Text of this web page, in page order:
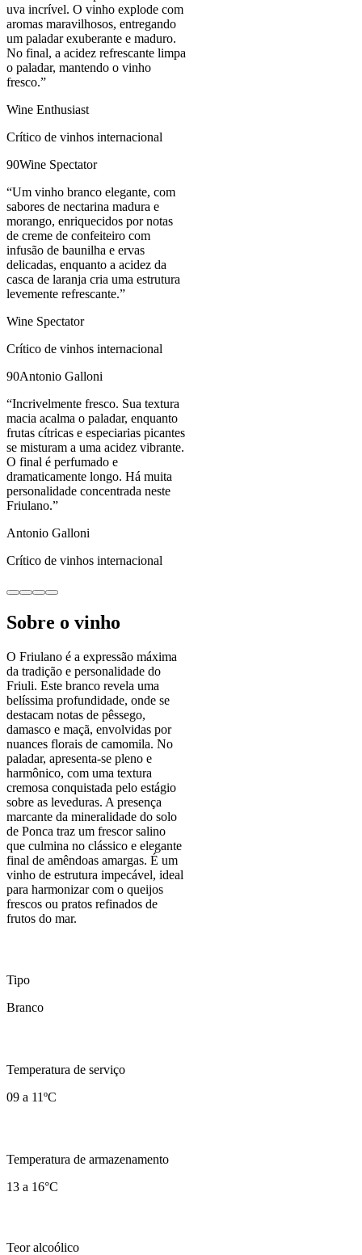
uva incrível. O vinho explode com
aromas maravilhosos, entregando
um paladar exuberante e maduro.
No final, a acidez refrescante limpa
o paladar, mantendo o vinho
fresco.”
Wine Enthusiast
Crítico de vinhos internacional
90Wine Spectator
“Um vinho branco elegante, com
sabores de nectarina madura e
morango, enriquecidos por notas
de creme de confeiteiro com
infusão de baunilha e ervas
delicadas, enquanto a acidez da
casca de laranja cria uma estrutura
levemente refrescante.”
Wine Spectator
Crítico de vinhos internacional
90Antonio Galloni
“Incrivelmente fresco. Sua textura
macia acalma o paladar, enquanto
frutas cítricas e especiarias picantes
se misturam a uma acidez vibrante.
O final é perfumado e
dramaticamente longo. Há muita
personalidade concentrada neste
Friulano.”
Antonio Galloni
Crítico de vinhos internacional
Sobre o vinho
O Friulano é a expressão máxima
da tradição e personalidade do
Friuli. Este branco revela uma
belíssima profundidade, onde se
destacam notas de pêssego,
damasco e maçã, envolvidas por
nuances florais de camomila. No
paladar, apresenta-se pleno e
harmônico, com uma textura
cremosa conquistada pelo estágio
sobre as leveduras. A presença
marcante da mineralidade do solo
de Ponca traz um frescor salino
que culmina no clássico e elegante
final de amêndoas amargas. É um
vinho de estrutura impecável, ideal
para harmonizar com o queijos
frescos ou pratos refinados de
frutos do mar.
Tipo
Branco
Temperatura de serviço
09 a 11ºC
Temperatura de armazenamento
13 a 16°C
Teor alcoólico